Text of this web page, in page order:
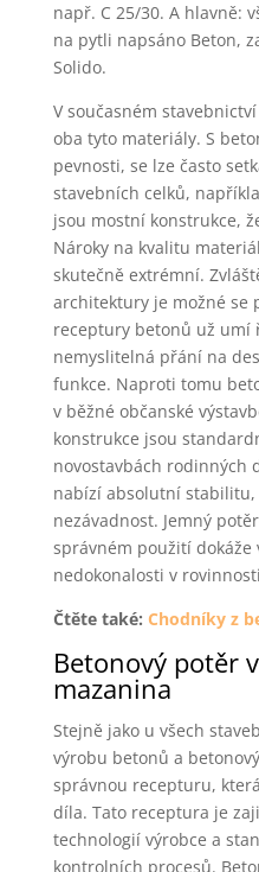
např. C 25/30. A hlavně:
na pytli napsáno Beton,
Solido.
V současném
oba tyto materiály. S
pevnosti, se lze často
stavebních celků,
jsou mostní konstrukce,
Nároky na kvalitu
skutečně extrémní.
architektury je možné se
receptury betonů už umí
nemyslitelná přání na
funkce. Naproti tomu
v běžné občanské
konstrukce jsou
novostavbách rodinných
nabízí absolutní
nezávadnost. Jemný
správném použití
nedokonalosti v
Čtěte také: Chodníky z
Betonový potěr
mazanina
Stejně jako u všech
výrobu betonů a
správnou recepturu,
díla. Tato receptura je
technologií výrobce a
kontrolních procesů.